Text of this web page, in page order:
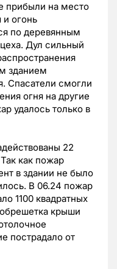
прибыли на место
и огонь
по деревянным
Дул сильный
зданием
Спасатели смогли
огня на другие
удалось только в
22
как пожар
в здании не было
В 06.24 пожар
1100 квадратных
крыши
пострадало от